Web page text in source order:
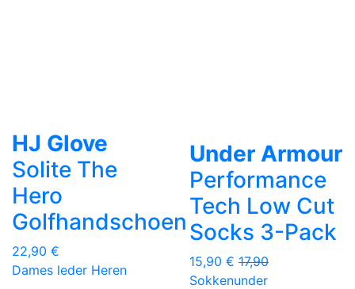
HJ Glove
Solite The
Hero
Golfhandschoen
22,90 €
Dames leder Heren
Under Armour
Performance
Tech Low Cut
Socks 3-Pack
15,90 € 17,90
Sokkenunder